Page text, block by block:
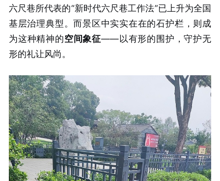
六尺巷所代表的“新时代六尺巷工作法”已上升为全国
基层治理典型。而景区中实实在在的石护栏，则成
为这种精神的空间象征——以有形的围护，守护无
形的礼让风尚。